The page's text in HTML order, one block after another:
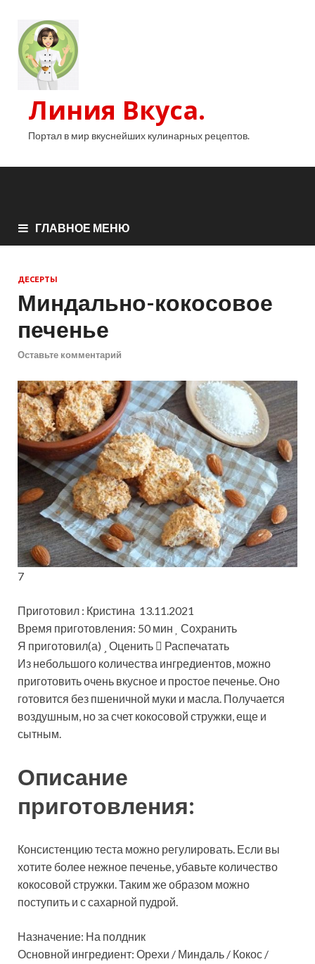
Линия Вкуса.
Портал в мир вкуснейших кулинарных рецептов.
ГЛАВНОЕ МЕНЮ
ДЕСЕРТЫ
Миндально-кокосовое
печенье
Оставьте комментарий
7
Приготовил : Кристина 13.11.2021
Время приготовления: 50 мин
Сохранить
Я приготовил(а)
Оценить
Распечатать
Из небольшого количества ингредиентов, можно
приготовить очень вкусное и простое печенье. Оно
готовится без пшеничной муки и масла. Получается
воздушным, но за счет кокосовой стружки, еще и
сытным.
Описание
приготовления:
Консистенцию теста можно регулировать. Если вы
хотите более нежное печенье, убавьте количество
кокосовой стружки. Таким же образом можно
поступить и с сахарной пудрой.
Назначение: На полдник
Основной ингредиент: Орехи / Миндаль / Кокос /